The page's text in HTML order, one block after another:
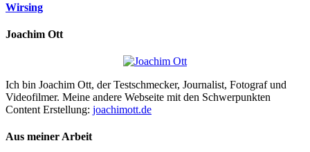
Wirsing
Joachim Ott
Ich bin Joachim Ott, der Testschmecker, Journalist, Fotograf und
Videofilmer. Meine andere Webseite mit den Schwerpunkten
Content Erstellung: joachimott.de
Aus meiner Arbeit